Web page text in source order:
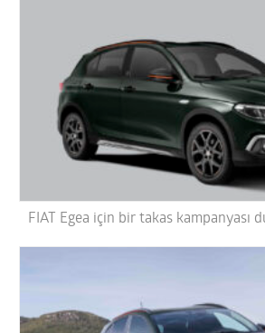
FIAT Egea için bir takas kampanyası